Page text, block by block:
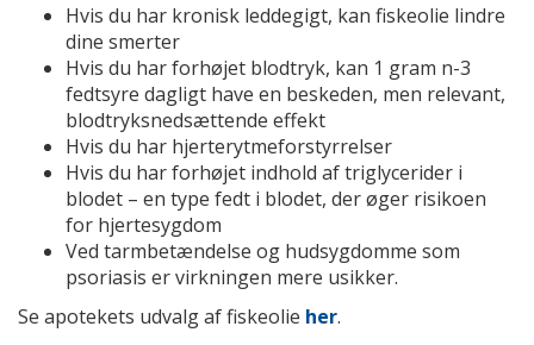
Hvis du har kronisk leddegigt, kan fiskeolie lindre
dine smerter
Hvis du har forhøjet blodtryk, kan 1 gram n-3
fedtsyre dagligt have en beskeden, men relevant,
blodtryksnedsættende effekt
Hvis du har hjerterytmeforstyrrelser
Hvis du har forhøjet indhold af triglycerider i
blodet – en type fedt i blodet, der øger risikoen
for hjertesygdom
Ved tarmbetændelse og hudsygdomme som
psoriasis er virkningen mere usikker.
Se apotekets udvalg af fiskeolie her.